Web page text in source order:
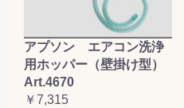
アプソン エアコン洗浄
用ホッパー（壁掛け型）
Art.4670
￥7,315